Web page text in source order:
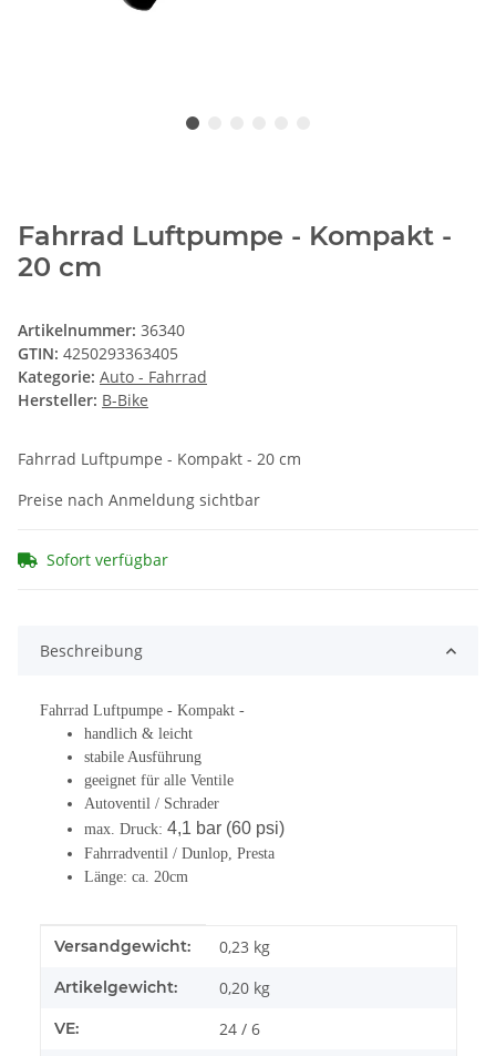
Fahrrad Luftpumpe - Kompakt -
20 cm
Artikelnummer: 36340
GTIN: 4250293363405
Kategorie: Auto - Fahrrad
Hersteller: B-Bike
Fahrrad Luftpumpe - Kompakt - 20 cm
Preise nach Anmeldung sichtbar
Sofort verfügbar
Beschreibung
Fahrrad Luftpumpe - Kompakt -
handlich & leicht
stabile Ausführung
geeignet für alle Ventile
Autoventil / Schrader
max. Druck: 4,1 bar (60 psi)
Fahrradventil / Dunlop, Presta
Länge: ca. 20cm
Produkteigenschaft
Wert
Versandgewicht: 0,23 kg
Artikelgewicht: 0,20 kg
VE: 24 / 6